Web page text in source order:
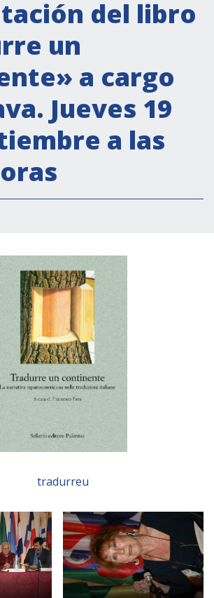
científica
América Latina y el Caribe
de la igualdad de
socio-económico
del libro
un
a cargo
Jueves 19
a las